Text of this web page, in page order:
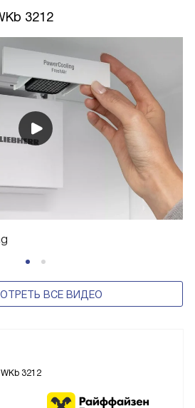
3212
ВСЕ ВИДЕО
3212